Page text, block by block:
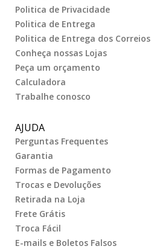
Politica de Privacidade
Politica de Entrega
Politica de Entrega dos Correios
Conheça nossas Lojas
Peça um orçamento
Calculadora
Trabalhe conosco
AJUDA
Perguntas Frequentes
Garantia
Formas de Pagamento
Trocas e Devoluções
Retirada na Loja
Frete Grátis
Troca Fácil
E-mails e Boletos Falsos